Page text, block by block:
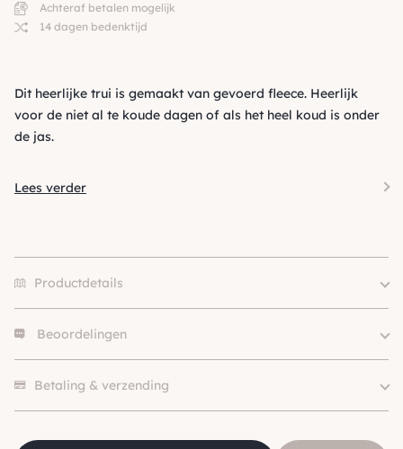
Achteraf betalen mogelijk
14 dagen bedenktijd
Dit heerlijke trui is gemaakt van gevoerd fleece. Heerlijk
voor de niet al te koude dagen of als het heel koud is onder
de jas.
Lees verder
Productdetails
XL, XXL, 3XL
Merk
Beoordelingen
Betaling & verzending